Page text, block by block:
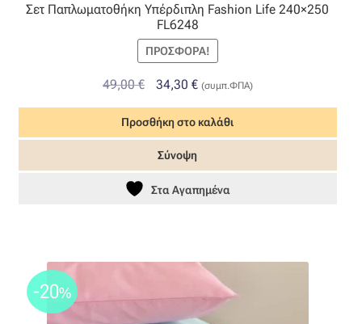
Οργάντζα μεταξωτή
Οργάντζα ντεβορέ
Σενίλ
Ταφτάς (ταυτάς)
Τζιν
Τρεβίρα
Σετ Παπλωματοθήκη Υπέρδιπλη Fashion Life 240×250
FL6248
ΠΡΟΣΦΟΡΆ!
49,00€
Original
price
was:
49,00 €.
34,30 €Η
τρέχουσα
τιμή
είναι:
(συμπ.ΦΠΑ)
Προσθήκη στο καλάθι
Σύνοψη
Στα Αγαπημένα
-20%